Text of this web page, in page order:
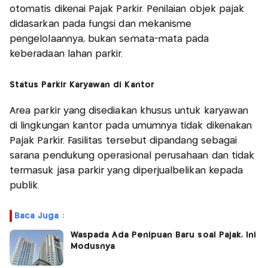
otomatis dikenai Pajak Parkir. Penilaian objek pajak
didasarkan pada fungsi dan mekanisme
pengelolaannya, bukan semata-mata pada
keberadaan lahan parkir.
Status Parkir Karyawan di Kantor
Area parkir yang disediakan khusus untuk karyawan
di lingkungan kantor pada umumnya tidak dikenakan
Pajak Parkir. Fasilitas tersebut dipandang sebagai
sarana pendukung operasional perusahaan dan tidak
termasuk jasa parkir yang diperjualbelikan kepada
publik.
Baca Juga :
Waspada Ada Penipuan Baru soal Pajak, Ini
Modusnya